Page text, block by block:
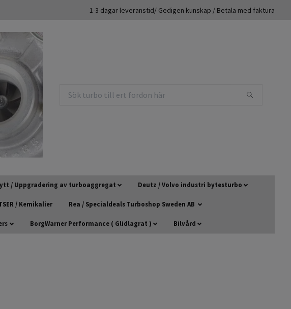
1-3 dagar leveranstid/ Gedigen kunskap / Betala med faktura
/ Uppgradering av turboaggregat Deutz / Volvo industri bytesturbo
/ Kemikalier Rea / Specialdeals Turboshop Sweden AB
BorgWarner Performance ( Glidlagrat ) Bilvård